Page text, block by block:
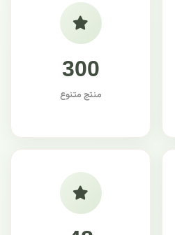
300
منتج متنوع